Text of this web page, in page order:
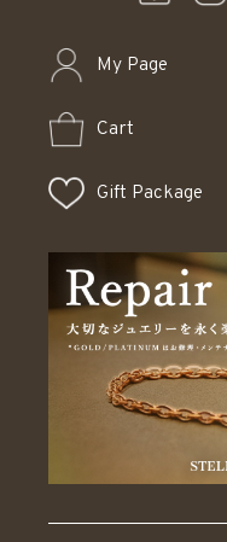
My Page
Cart
Gift Package